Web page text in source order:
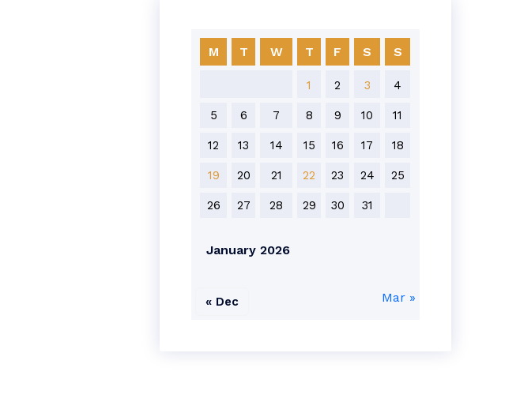
January 2026
M T W T F S S
1 2 3 4
5 6 7 8 9 10 11
12 13 14 15 16 17 18
19 20 21 22 23 24 25
26 27 28 29 30 31
« Dec Mar »